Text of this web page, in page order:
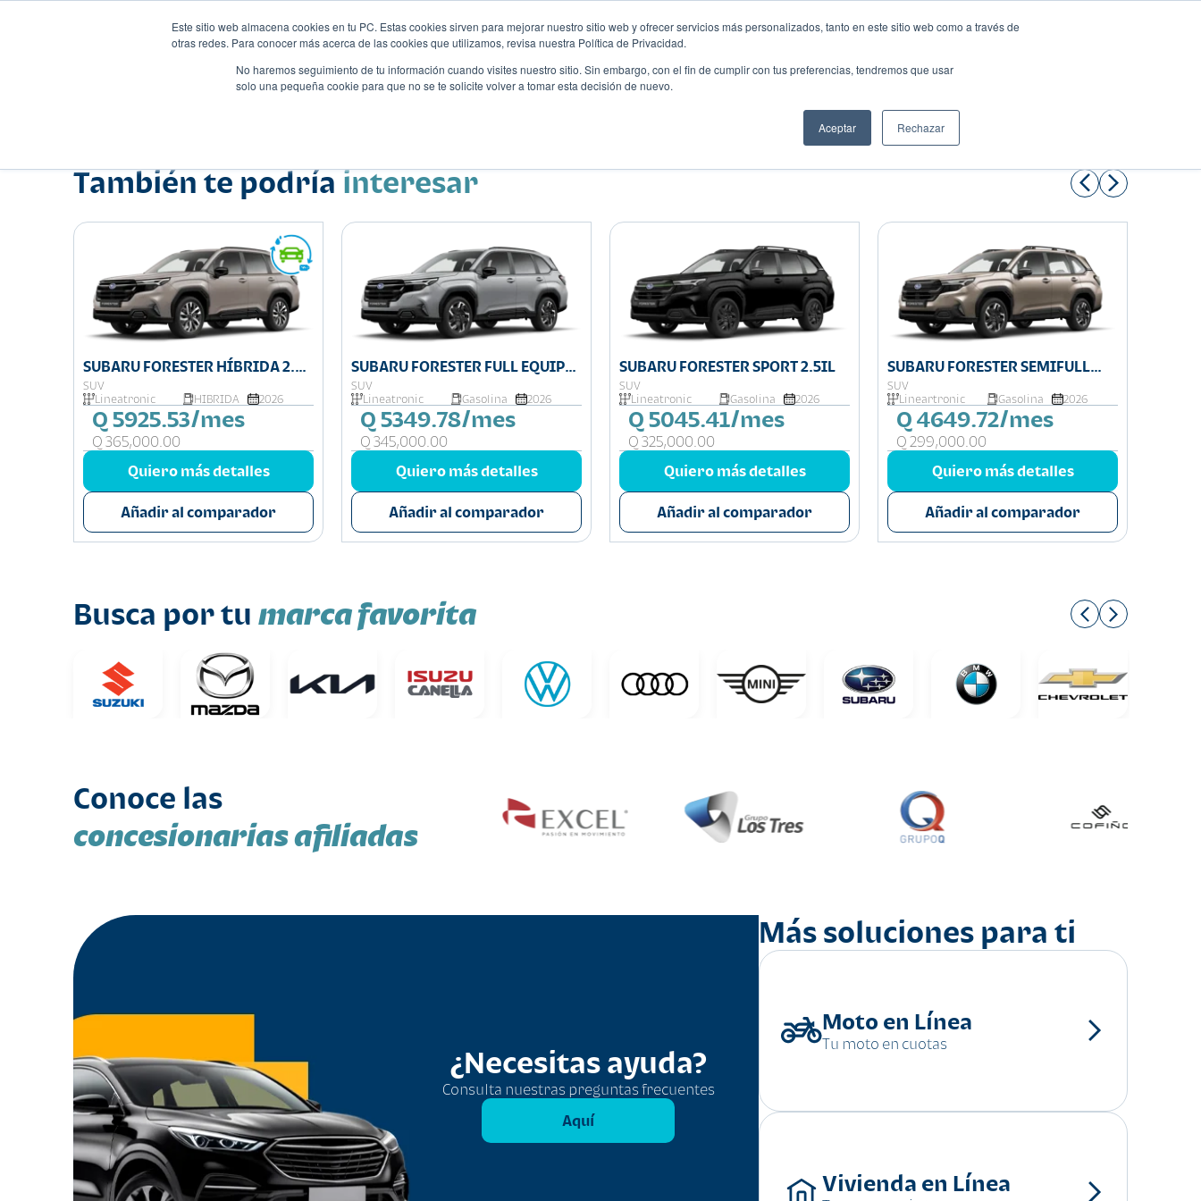
Este sitio web almacena cookies en tu PC. Estas cookies sirven para mejorar nuestro sitio web y ofrecer servicios más personalizados, tanto en este sitio web como a través de
otras redes. Para conocer más acerca de las cookies que utilizamos, revisa nuestra Política de Privacidad.
No haremos seguimiento de tu información cuando visites nuestro sitio. Sin embargo, con el fin de cumplir con tus preferencias, tendremos que usar
solo una pequeña cookie para que no se te solicite volver a tomar esta decisión de nuevo.
Aceptar Rechazar
Compartir:
También te podría interesar
SUBARU FORESTER HÍBRIDA 2.5
I-L
SUV
Lineatronic
HIBRIDA 2026
Q 5925.53/mes
Q 365,000.00
Quiero más detalles
Añadir al comparador
SUBARU FORESTER FULL EQUIPO
2.5IL
SUV
Lineatronic
Gasolina 2026
Q 5349.78/mes
Q 345,000.00
Quiero más detalles
Añadir al comparador
SUBARU FORESTER SPORT 2.5IL
SUV
Lineatronic
Gasolina 2026
Q 5045.41/mes
Q 325,000.00
Quiero más detalles
Añadir al comparador
SUBARU FORESTER SEMIFULL
2.5IL
SUV
Lineartronic
Gasolina 2026
Q 4649.72/mes
Q 299,000.00
Quiero más detalles
Añadir al comparador
Busca por tu marca favorita
Conoce las
concesionarias afiliadas
¿Necesitas ayuda?
Consulta nuestras preguntas frecuentes
Aquí
Más soluciones para ti
Moto en Línea
Tu moto en cuotas
Vivienda en Línea